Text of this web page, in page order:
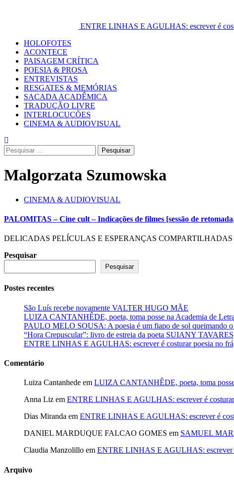
ENTRE LINHAS E AGULHAS: escrever é
Primary
Menu
HOLOFOTES
ACONTECE
PAISAGEM CRÍTICA
POESIA & PROSA
ENTREVISTAS
RESGATES & MEMÓRIAS
SACADA ACADÊMICA
TRADUÇÃO LIVRE
INTERLOCUÇÕES
CINEMA & AUDIOVISUAL
Pesquisar
por:
Malgorzata Szumowska
CINEMA & AUDIOVISUAL
PALOMITAS – Cine cult – Indicações de filmes [sessão de
DELICADAS PELÍCULAS E ESPERANÇAS
Pesquisar
Pesquisar
Postes recentes
São Luís recebe novamente VALTER HUGO MÃE
LUIZA CANTANHÊDE, poeta, toma posse na Academia de
PAULO MELO SOUSA: A poesia é um fiapo de sol queimando o
“Hora Crepuscular”: livro de estreia da poeta SUIANY TAVARES
ENTRE LINHAS E AGULHAS: escrever é costurar poesia no
Comentário
Luiza Cantanhede em LUIZA CANTANHÊDE, poeta, toma
Anna Liz em ENTRE LINHAS E AGULHAS: escrever é
Dias Miranda em ENTRE LINHAS E AGULHAS: escrever é
DANIEL MARDUQUE FALCAO GOMES em SAMUEL
Claudia Manzolillo em ENTRE LINHAS E AGULHAS: escrever
Arquivo